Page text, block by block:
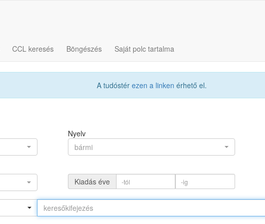
CCL keresés Böngészés Saját polc tartalma
A tudóstér ezen a linken érhető el.
Nyelv
bármi
Kiadás éve